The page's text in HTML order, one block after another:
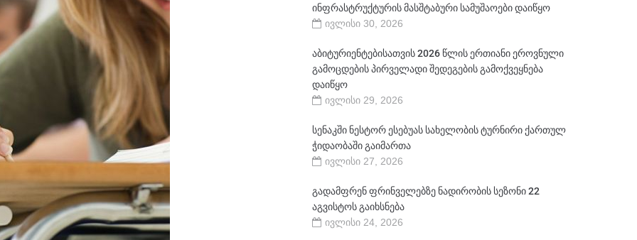
ინფრასტრუქტურის მასშტაბური სამუშაოები დაიწყო
ივლისი 30, 2026
აბიტურიენტებისათვის 2026 წლის ერთიანი ეროვნული
გამოცდების პირველადი შედეგების გამოქვეყნება
დაიწყო
ივლისი 29, 2026
სენაკში ნესტორ ესებუას სახელობის ტურნირი ქართულ
ჭიდაობაში გაიმართა
ივლისი 27, 2026
გადამფრენ ფრინველებზე ნადირობის სეზონი 22
აგვისტოს გაიხსნება
ივლისი 24, 2026